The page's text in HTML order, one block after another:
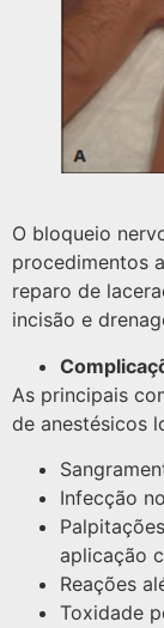
O bloqueio
procedimentos
reparo de
incisão e
As principais
de anestésicos
Infecção
aplicação
Reações
Toxidade